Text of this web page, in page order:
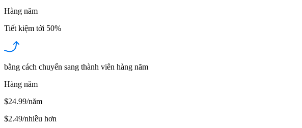
Hàng năm
Tiết kiệm tới 50%
bằng cách chuyển sang thành viên hàng năm
Hàng năm
$24.99/năm
$2.49/nhiều hơn